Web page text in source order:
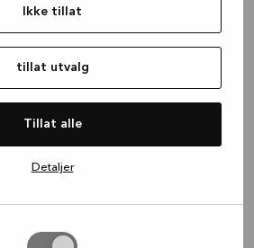
Ikke tillat
tillat utvalg
Tillat alle
Detaljer
(see the browser console for more
information).